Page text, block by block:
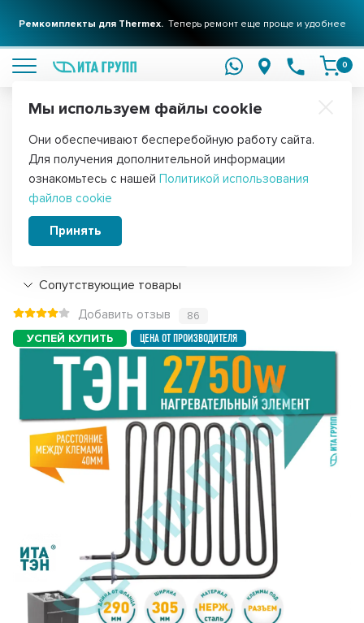
Ремкомплекты для Thermex.Теперь ремонт еще проще и удобнее
0
Главная Запчасти для воздушного оборудования ТЭНы для
ТЭН для печей 2750W Harvia, Sawo
(462-ZSB, ZSB-462), 21462
Подробнее
Сопутствующие товары
Добавить отзыв 86
Мы используем файлы cookie
Они обеспечивают бесперебойную работу сайта.
Для получения дополнительной информации
ознакомьтесь с нашей Политикой использования
файлов cookie
Принять